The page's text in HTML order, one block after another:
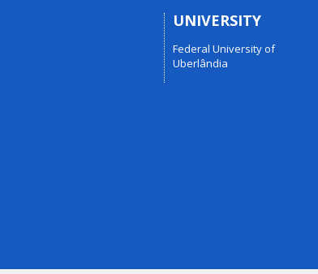
UNIVERSITY
Federal University of
Uberlândia